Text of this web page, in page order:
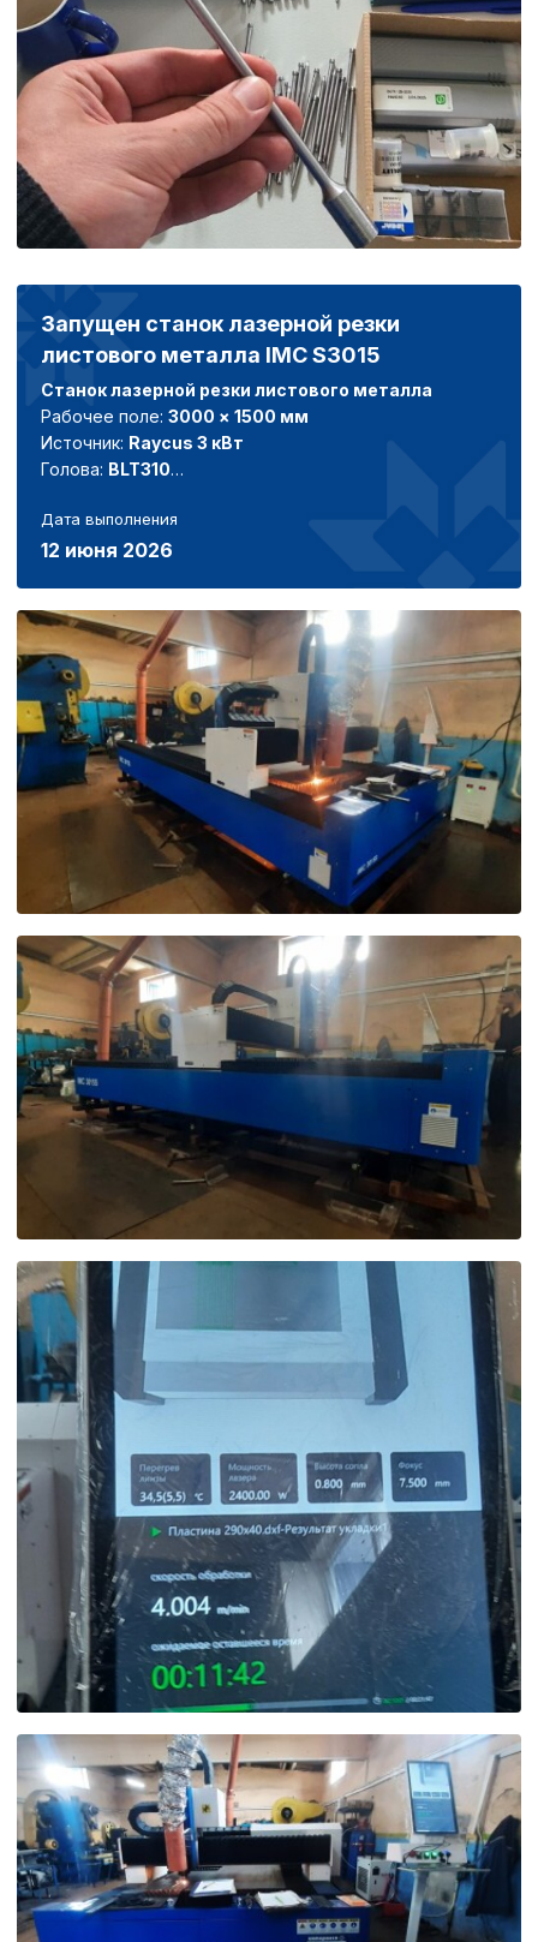
Запущен станок лазерной резки
листового металла IMC S3015
Станок лазерной резки листового металла
Рабочее поле: 3000 × 1500 мм
Источник: Raycus 3 кВт
Голова: BLT310
оборудования.
Дата выполнения
12 июня 2026
Аналитические
Внимание:
cookie файлов не
определять
пользователей
страницы и
совершенствованию
исходя из
пользователей.